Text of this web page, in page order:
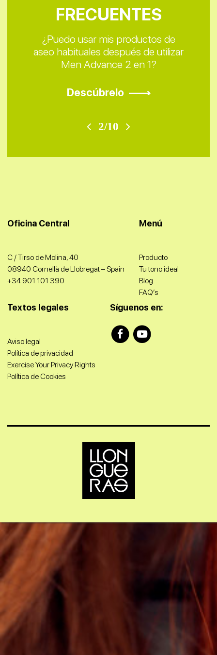
FRECUENTES
FRECUENTES
¿Puedo usar mis productos de
aseo habituales después de utilizar
Men Advance 2 en 1?
Descúbrelo
FRECUENTES
FRECUENTES
FRECUENTES
FRECUENTES
FRECUENTES
FRECUENTES
FRECUENTES
FRECUENTES
2/10
Oficina Central
C / Tirso de Molina, 40
08940 Cornellà de Llobregat – Spain
+34 901 101 390​
Menú
Producto
Tu tono ideal
Blog
FAQ’s
Textos legales
Aviso legal
Política de privacidad
Exercise Your Privacy Rights
Política de Cookies
Síguenos en: